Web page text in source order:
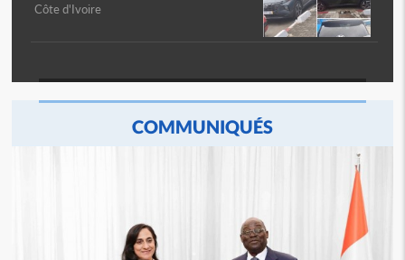
Côte d'Ivoire
COMMUNIQUÉS